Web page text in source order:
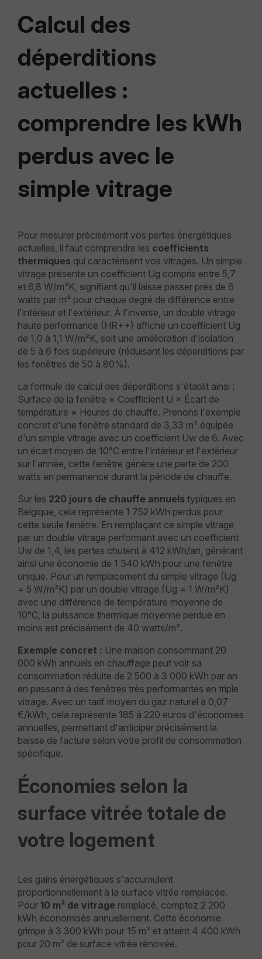
Calcul des
déperditions
actuelles :
comprendre les kWh
perdus avec le
simple vitrage
Pour mesurer précisément vos pertes énergétiques
actuelles, il faut comprendre les coefficients
thermiques qui caractérisent vos vitrages. Un simple
vitrage présente un coefficient Ug compris entre 5,7
et 6,8 W/m²K, signifiant qu'il laisse passer près de 6
watts par m² pour chaque degré de différence entre
l'intérieur et l'extérieur. À l'inverse, un double vitrage
haute performance (HR++) affiche un coefficient Ug
de 1,0 à 1,1 W/m²K, soit une amélioration d'isolation
de 5 à 6 fois supérieure (réduisant les déperditions par
les fenêtres de 50 à 80%).
La formule de calcul des déperditions s'établit ainsi :
Surface de la fenêtre × Coefficient U × Écart de
température × Heures de chauffe. Prenons l'exemple
concret d'une fenêtre standard de 3,33 m² équipée
d'un simple vitrage avec un coefficient Uw de 6. Avec
un écart moyen de 10°C entre l'intérieur et l'extérieur
sur l'année, cette fenêtre génère une perte de 200
watts en permanence durant la période de chauffe.
Sur les 220 jours de chauffe annuels typiques en
Belgique, cela représente 1 752 kWh perdus pour
cette seule fenêtre. En remplaçant ce simple vitrage
par un double vitrage performant avec un coefficient
Uw de 1,4, les pertes chutent à 412 kWh/an, générant
ainsi une économie de 1 340 kWh pour une fenêtre
unique. Pour un remplacement du simple vitrage (Ug
= 5 W/m²K) par un double vitrage (Ug = 1 W/m²K)
avec une différence de température moyenne de
10°C, la puissance thermique moyenne perdue en
moins est précisément de 40 watts/m².
Exemple concret : Une maison consommant 20
000 kWh annuels en chauffage peut voir sa
consommation réduite de 2 500 à 3 000 kWh par an
en passant à des fenêtres très performantes en triple
vitrage. Avec un tarif moyen du gaz naturel à 0,07
€/kWh, cela représente 185 à 220 euros d'économies
annuelles, permettant d'anticiper précisément la
baisse de facture selon votre profil de consommation
spécifique.
Économies selon la
surface vitrée totale de
votre logement
Les gains énergétiques s'accumulent
proportionnellement à la surface vitrée remplacée.
Pour 10 m² de vitrage remplacé, comptez 2 200
kWh économisés annuellement. Cette économie
grimpe à 3 300 kWh pour 15 m² et atteint 4 400 kWh
pour 20 m² de surface vitrée rénovée.